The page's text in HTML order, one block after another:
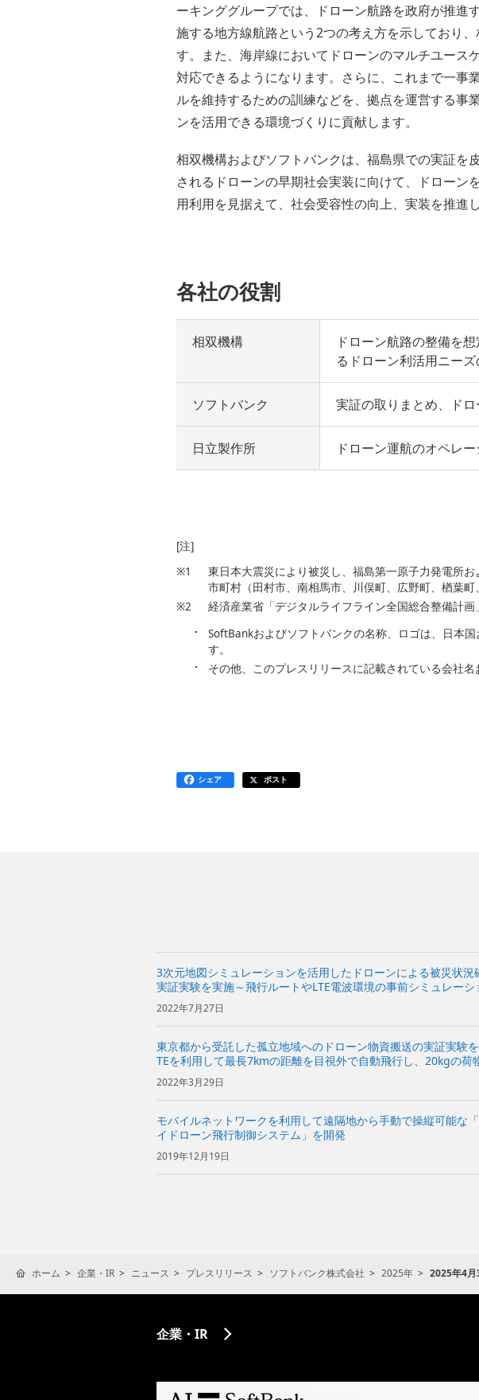
ーキンググループでは、ドローン航路を政府が推進
施する地方線航路という2つの考え方を示しており
す。また、海岸線においてドローンのマルチユース
対応できるようになります。さらに、これまで一事
ルを維持するための訓練などを、拠点を運営する事
ンを活用できる環境づくりに貢献します。
相双機構およびソフトバンクは、福島県での実証を
されるドローンの早期社会実装に向けて、ドロー
用利用を見据えて、社会受容性の向上、実装を推進
各社の役割
相双機構
ドローン航路の整備を
るドローン利活用ニー
ソフトバンク 実証の取りまとめ、ド
日立製作所 ドローン運航のオペレ
[注]
※1
東日本大震災により被災し、福島第一原子力発電所
市町村（田村市、南相馬市、川俣町、広野町、楢葉
※2
経済産業省「デジタルライフライン全国総合整備計画
SoftBankおよびソフトバンクの名称、ロゴは、日本
す。
その他、このプレスリリースに記載されている会社
シェア ポスト
3次元地図シミュレーションを活用したドローンによる被災状況
実証実験を実施～飛行ルートやLTE電波環境の事前シミュレーシ
基づき、往復約8kmを安全に自動飛行～
2022年7月27日
東京都から受託した孤立地域へのドローン物資搬送の実証実験
TEを利用して最長7kmの距離を目視外で自動飛行し、20kgの荷
～
2022年3月29日
モバイルネットワークを利用して遠隔地から手動で操縦可能な
イドローン飛行制御システム」を開発
2019年12月19日
ホーム 企業・IR ニュース プレスリリース ソフトバンク株式会社 2025年 2025年4月
企業・IR